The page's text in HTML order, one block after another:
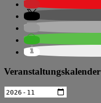
Veranstaltungskalender